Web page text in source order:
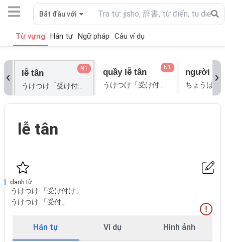
Bắt đầu với
Từ vựng Hán tự Ngữ pháp Câu ví dụ
lễ tân N1 quầy lễ tân N1 người lễ
lễ tân
danh từ
うけつけ 「受け付け」
うけつけ 「受付」
Hán tự Ví dụ Hình ảnh